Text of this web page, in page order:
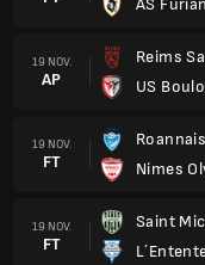
AS
19 NOV.
AP
Reims
US
19 NOV.
FT
Nimes
19 NOV.
FT
Saint